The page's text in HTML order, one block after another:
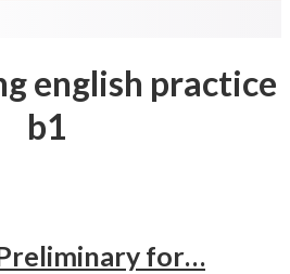
english practice
b1
for…